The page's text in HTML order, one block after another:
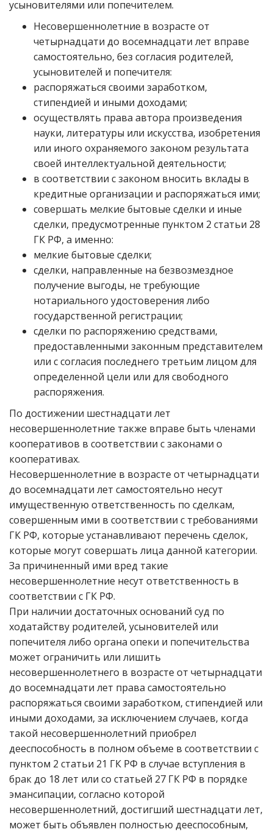
усыновителями или попечителем.
Несовершеннолетние в возрасте от
четырнадцати до восемнадцати лет вправе
самостоятельно, без согласия родителей,
усыновителей и попечителя:
распоряжаться своими заработком,
стипендией и иными доходами;
осуществлять права автора произведения
науки, литературы или искусства, изобретения
или иного охраняемого законом результата
своей интеллектуальной деятельности;
в соответствии с законом вносить вклады в
кредитные организации и распоряжаться ими;
совершать мелкие бытовые сделки и иные
сделки, предусмотренные пунктом 2 статьи 28
ГК РФ, а именно:
мелкие бытовые сделки;
сделки, направленные на безвозмездное
получение выгоды, не требующие
нотариального удостоверения либо
государственной регистрации;
сделки по распоряжению средствами,
предоставленными законным представителем
или с согласия последнего третьим лицом для
определенной цели или для свободного
распоряжения.
По достижении шестнадцати лет
несовершеннолетние также вправе быть членами
кооперативов в соответствии с законами о
кооперативах.
Несовершеннолетние в возрасте от четырнадцати
до восемнадцати лет самостоятельно несут
имущественную ответственность по сделкам,
совершенным ими в соответствии с требованиями
ГК РФ, которые устанавливают перечень сделок,
которые могут совершать лица данной категории.
За причиненный ими вред такие
несовершеннолетние несут ответственность в
соответствии с ГК РФ.
При наличии достаточных оснований суд по
ходатайству родителей, усыновителей или
попечителя либо органа опеки и попечительства
может ограничить или лишить
несовершеннолетнего в возрасте от четырнадцати
до восемнадцати лет права самостоятельно
распоряжаться своими заработком, стипендией или
иными доходами, за исключением случаев, когда
такой несовершеннолетний приобрел
дееспособность в полном объеме в соответствии с
пунктом 2 статьи 21 ГК РФ в случае вступления в
брак до 18 лет или со статьей 27 ГК РФ в порядке
эмансипации, согласно которой
несовершеннолетний, достигший шестнадцати лет,
может быть объявлен полностью дееспособным,